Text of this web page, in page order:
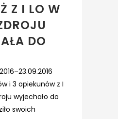
Z I LO W
DO
i 3 opiekunów z I
wyjechało do
swoich